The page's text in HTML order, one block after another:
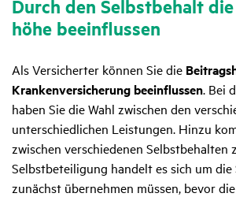
Durch den Selbst­be­halt
höhe beein­flussen
Als Versicherter können Sie die
Krankenversicherung beeinflussen. Bei
haben Sie die Wahl zwischen den
unterschiedlichen Leistungen. Hinzu
zwischen verschiedenen Selbstbehalten
Selbstbeteiligung handelt es sich um die
zunächst übernehmen müssen, bevor